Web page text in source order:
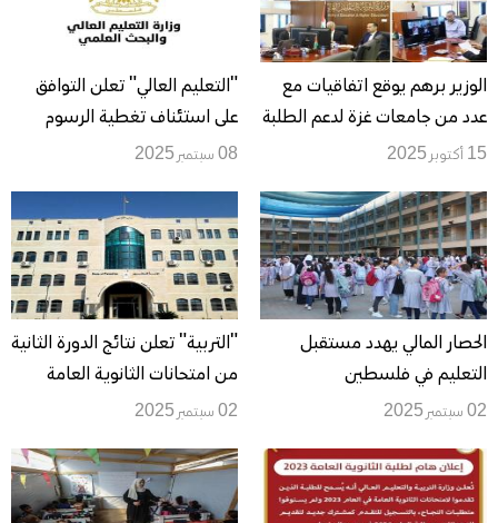
الوزير برهم يوقع اتفاقيات مع
عدد من جامعات غزة لدعم الطلبة
15 أكتوبر 2025
"التعليم العالي" تعلن التوافق
على استئناف تغطية الرسوم
والأقساط الجامعية لأبناء
08 سبتمبر 2025
الحصار المالي يهدد مستقبل
التعليم في فلسطين
02 سبتمبر 2025
"التربية" تعلن نتائج الدورة الثانية
من امتحانات الثانوية العامة
2025
02 سبتمبر 2025